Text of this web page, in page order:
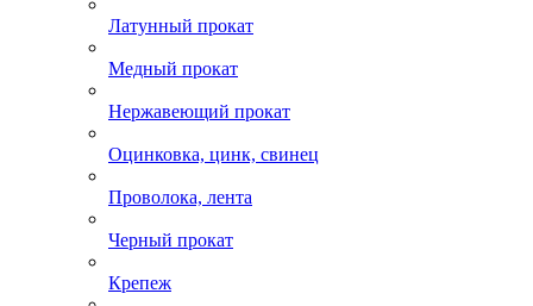
Латунный прокат
Медный прокат
Нержавеющий прокат
Оцинковка, цинк, свинец
Проволока, лента
Черный прокат
Крепеж